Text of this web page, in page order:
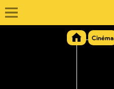
Cinéma